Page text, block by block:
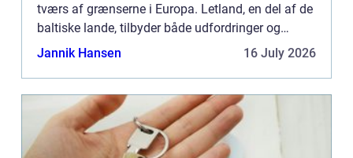
tværs af grænserne i Europa. Letland, en del af de
baltiske lande, tilbyder både udfordringer og
muligheder, når det komm...
Jannik Hansen 16 July 2026